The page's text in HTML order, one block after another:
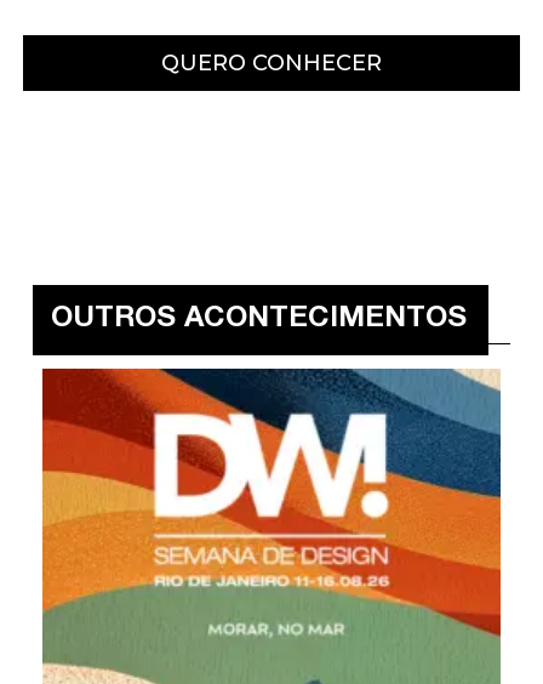
QUERO CONHECER
OUTROS ACONTECIMENTOS